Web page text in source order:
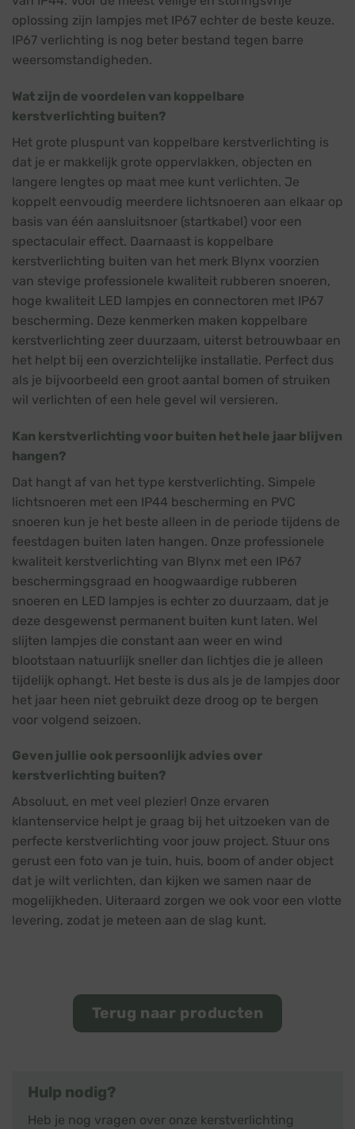
oplossing zijn lampjes met IP67 echter de beste keuze.
IP67 verlichting is nog beter bestand tegen barre
weersomstandigheden.
Wat zijn de voordelen van koppelbare
kerstverlichting buiten?
Het grote pluspunt van koppelbare kerstverlichting is
dat je er makkelijk grote oppervlakken, objecten en
langere lengtes op maat mee kunt verlichten. Je
koppelt eenvoudig meerdere lichtsnoeren aan elkaar op
basis van één aansluitsnoer (startkabel) voor een
spectaculair effect. Daarnaast is koppelbare
kerstverlichting buiten van het merk Blynx voorzien
van stevige professionele kwaliteit rubberen snoeren,
hoge kwaliteit LED lampjes en connectoren met IP67
bescherming. Deze kenmerken maken koppelbare
kerstverlichting zeer duurzaam, uiterst betrouwbaar en
het helpt bij een overzichtelijke installatie. Perfect dus
als je bijvoorbeeld een groot aantal bomen of struiken
wil verlichten of een hele gevel wil versieren.
Kan kerstverlichting voor buiten het hele jaar blijven
hangen?
Dat hangt af van het type kerstverlichting. Simpele
lichtsnoeren met een IP44 bescherming en PVC
snoeren kun je het beste alleen in de periode tijdens de
feestdagen buiten laten hangen. Onze professionele
kwaliteit kerstverlichting van Blynx met een IP67
beschermingsgraad en hoogwaardige rubberen
snoeren en LED lampjes is echter zo duurzaam, dat je
deze desgewenst permanent buiten kunt laten. Wel
slijten lampjes die constant aan weer en wind
blootstaan natuurlijk sneller dan lichtjes die je alleen
tijdelijk ophangt. Het beste is dus als je de lampjes door
het jaar heen niet gebruikt deze droog op te bergen
voor volgend seizoen.
Geven jullie ook persoonlijk advies over
kerstverlichting buiten?
Absoluut, en met veel plezier! Onze ervaren
klantenservice helpt je graag bij het uitzoeken van de
perfecte kerstverlichting voor jouw project. Stuur ons
gerust een foto van je tuin, huis, boom of ander object
dat je wilt verlichten, dan kijken we samen naar de
mogelijkheden. Uiteraard zorgen we ook voor een vlotte
levering, zodat je meteen aan de slag kunt.
Terug naar producten
Hulp nodig?
Heb je nog vragen over onze kerstverlichting